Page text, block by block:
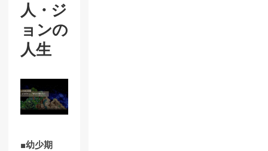
人・ジ
ョンの
人生
■幼少期